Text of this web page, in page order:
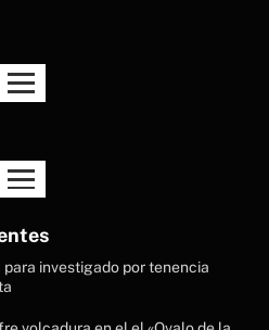
investigado por tenencia